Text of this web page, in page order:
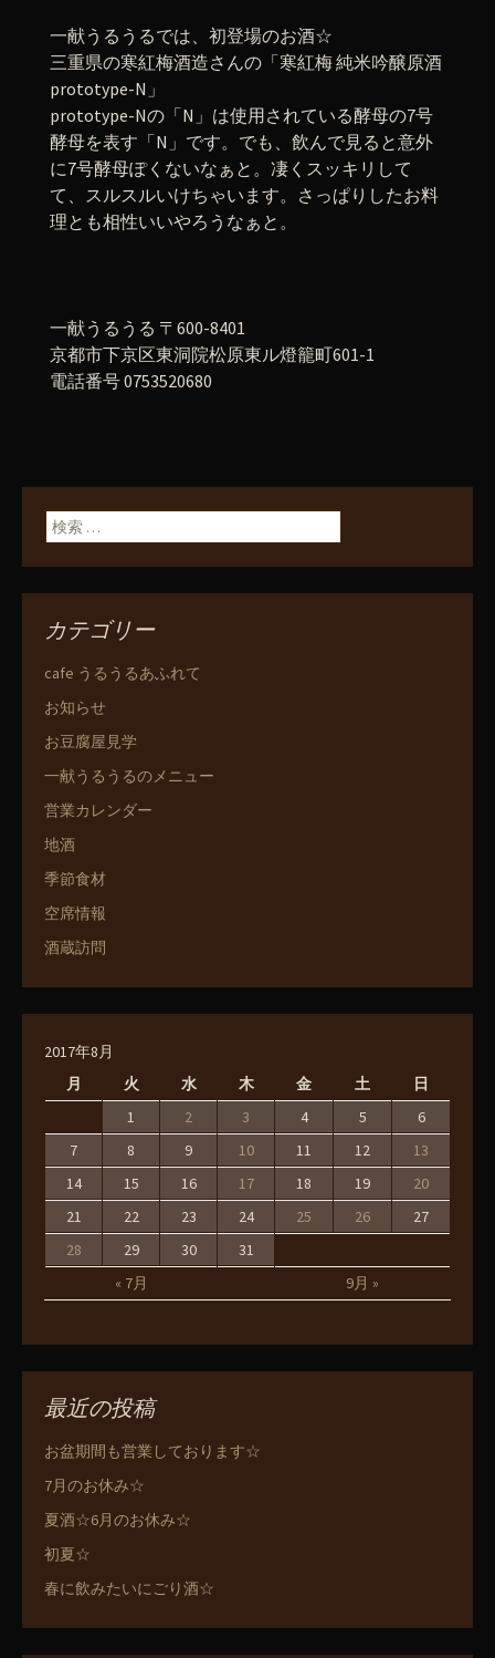
一献うるうるでは、初登場のお酒☆
三重県の寒紅梅酒造さんの「寒紅梅 純米吟醸原酒
prototype-N」
prototype-Nの「N」は使用されている酵母の7号
酵母を表す「N」です。でも、飲んで見ると意外
に7号酵母ぽくないなぁと。凄くスッキリして
て、スルスルいけちゃいます。さっぱりしたお料
理とも相性いいやろうなぁと。
一献うるうる 〒600-8401
京都市下京区東洞院松原東ル燈籠町601-1
電話番号 0753520680
検索:
カテゴリー
cafe うるうるあふれて
お知らせ
お豆腐屋見学
一献うるうるのメニュー
営業カレンダー
地酒
季節食材
空席情報
酒蔵訪問
2017年8月
月
火 水 木 金 土 日
« 7月 9月 »
1 2 3 4 5
6
7
8 9 10 11 12
13
14
15 16 17 18 19
20
21
22 23 24 25 26
27
28
29 30 31
最近の投稿
お盆期間も営業しております☆
7月のお休み☆
夏酒☆6月のお休み☆
初夏☆
春に飲みたいにごり酒☆